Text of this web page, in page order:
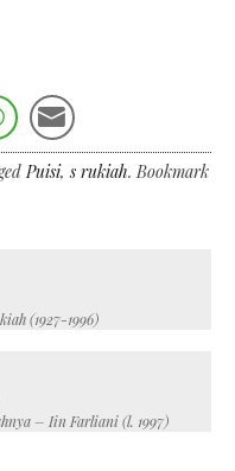
Puisi,s rukiah. Bookmark
(1927-1996)
– Iin Farliani (l. 1997)